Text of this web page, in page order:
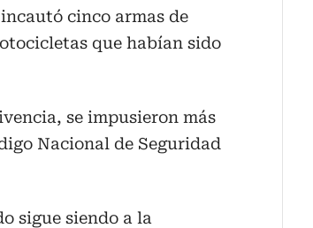
cinco armas de
que habían sido
se impusieron más
Nacional de Seguridad
sigue siendo a la